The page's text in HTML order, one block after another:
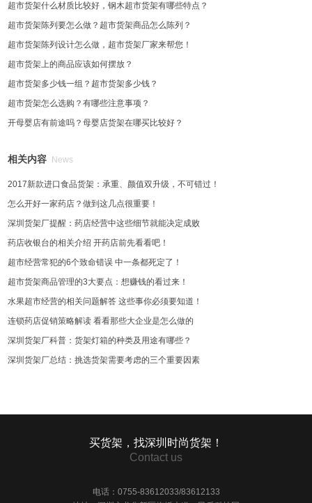
超市货架什么材质比较好，钢木超市货架有哪些特点？
超市货架陈列要怎么做？超市货架商品怎么陈列？
超市货架陈列设计怎么做，超市货架厂家来帮您！
超市货架上的商品应该如何摆放？
超市货架多少钱一组？超市货架多少钱？
超市货架怎么选购？有哪些注意事项？
开母婴店有前途吗？母婴店货架在哪买比较好？
相关内容 News
2017新款进口食品货架：承重、颜值双升级，不可错过！
怎么开好一家药店？做到这几点很重要！
深圳货架厂提醒：药店经营中这些细节就能决定成败
药店收银台的相关介绍 开药店前先看看吧！
超市经营常犯的6个致命错误 中一条都死定了！
超市货架商品管理的3大要点：想赚钱的看过来！
水果超市经营的相关问题解答 这些事你必须要知道！
连锁药店促销策略解读 看看那些大企业是怎么做的
深圳货架厂科普：货架灯箱的种类及用途有哪些？
深圳货架厂总结：挑选货架需要考虑的三个重要因素
买货架，找深圳时尚货架！
Contact us
电话：0755-83612033/83612133